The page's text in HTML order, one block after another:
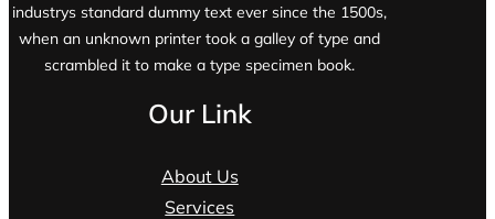
industrys standard dummy text ever since the 1500s,
when an unknown printer took a galley of type and
scrambled it to make a type specimen book.
Our Link
About Us
Services